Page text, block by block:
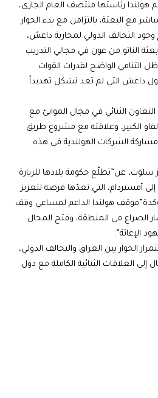
هولندا رئاستها منتصف العام الجاري،
مع البعثة، بالتزامن مع بدء الحوار
التحالف الدولي لمحاربة داعش،
الناتو من عون في مجالي التدريب
ظل التنامي الواضح لقدرات القوات
داعش التي لم تعد تشكل تهديداً
الثنائي في مجال الموانئ مع
الكبير، وعلاقته مع مشروع طريق
الشركات الهولندية في هذه
سلوت، عن”تطلّع حكومة بلادها للزيارة
أمستردام، التي تعدّها فرصة لتعزيز
مؤكدة”موقف هولندا الداعم لمساعي وقف
الصراع في المنطقة، وفتح المجال
الإغاثة”.
الحوار بين العراق والتحالف الدولي،
إلى العلاقات الثنائية الكاملة مع دول